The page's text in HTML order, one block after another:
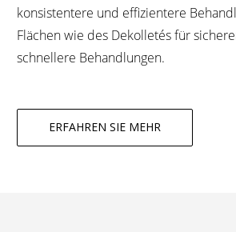
konsistentere und effizientere
Flächen wie des Dekolletés für
schnellere Behandlungen.
ERFAHREN SIE MEHR